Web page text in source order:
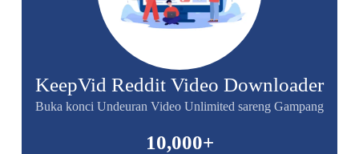
KeepVid Reddit Video Downloader
Buka konci Undeuran Video Unlimited sareng Gampang
10,000+